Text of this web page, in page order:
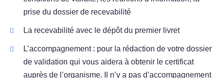
prise du dossier de recevabilité
La recevabilité avec le dépôt du premier livret
L’accompagnement : pour la rédaction de votre dossier
de validation qui vous aidera à obtenir le certificat
auprès de l’organisme. Il n’y a pas d’accompagnement